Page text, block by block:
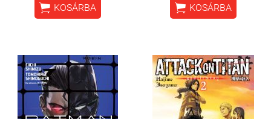
 KOSÁRBA  KOSÁRBA